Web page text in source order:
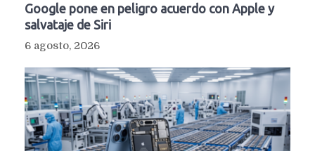
Google pone en peligro acuerdo con Apple y
salvataje de Siri
6 agosto, 2026